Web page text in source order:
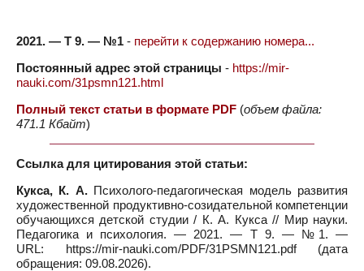
2021. — Т 9. — №1 - перейти к содержанию номера...
Постоянный адрес этой страницы - https://mir-
nauki.com/31psmn121.html
Полный текст статьи в формате PDF (объем файла:
471.1 Кбайт)
Ссылка для цитирования этой статьи:
Кукса, К. А.Психолого-педагогическая модель развития
художественной продуктивно-созидательной компетенции
обучающихся детской студии / К. А. Кукса // Мир науки.
Педагогика и психология. — 2021. — Т 9. — №1. —
URL: https://mir-nauki.com/PDF/31PSMN121.pdf (дата
обращения: 09.08.2026).